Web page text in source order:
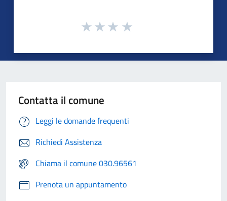
Contatta il comune
Leggi le domande frequenti
Richiedi Assistenza
Chiama il comune 030.96561
Prenota un appuntamento